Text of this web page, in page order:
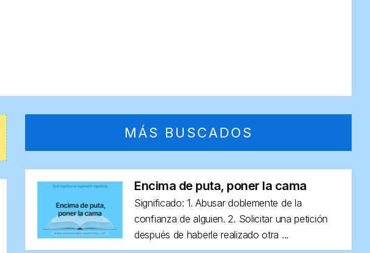
MÁS BUSCADOS
Encima de puta, poner la cama
Significado: 1. Abusar doblemente de la
confianza de alguien. 2. Solicitar una petición
después de haberle realizado otra ...